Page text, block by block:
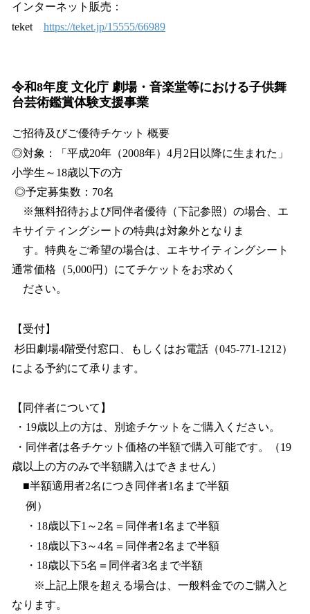
インターネット販売：
teket https://teket.jp/15555/66989
令和8年度 文化庁 劇場・音楽堂等における子供舞
台芸術鑑賞体験支援事業
ご招待及びご優待チケット 概要
◎対象：「平成20年（2008年）4月2日以降に生まれた」
小学生～18歳以下の方
◎予定募集数：70名
※無料招待および同伴者優待（下記参照）の場合、エ
キサイティングシートの特典は対象外となりま
す。特典をご希望の場合は、エキサイティングシート
通常価格（5,000円）にてチケットをお求めく
ださい。
【受付】
杉田劇場4階受付窓口、もしくはお電話（045-771-1212）
による予約にて承ります。
【同伴者について】
・19歳以上の方は、別途チケットをご購入ください。
・同伴者は各チケット価格の半額で購入可能です。（19
歳以上の方のみで半額購入はできません）
■半額適用者2名につき同伴者1名まで半額
例）
・18歳以下1～2名＝同伴者1名まで半額
・18歳以下3～4名＝同伴者2名まで半額
・18歳以下5名＝同伴者3名まで半額
※上記上限を超える場合は、一般料金でのご購入と
なります。